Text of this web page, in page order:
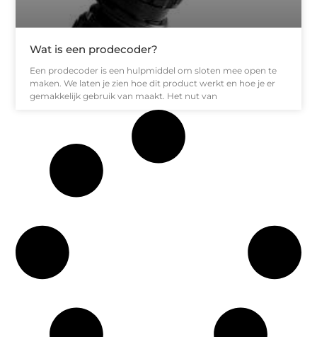
Wat is een prodecoder?
Een prodecoder is een hulpmiddel om sloten mee open te
maken. We laten je zien hoe dit product werkt en hoe je er
gemakkelijk gebruik van maakt. Het nut van